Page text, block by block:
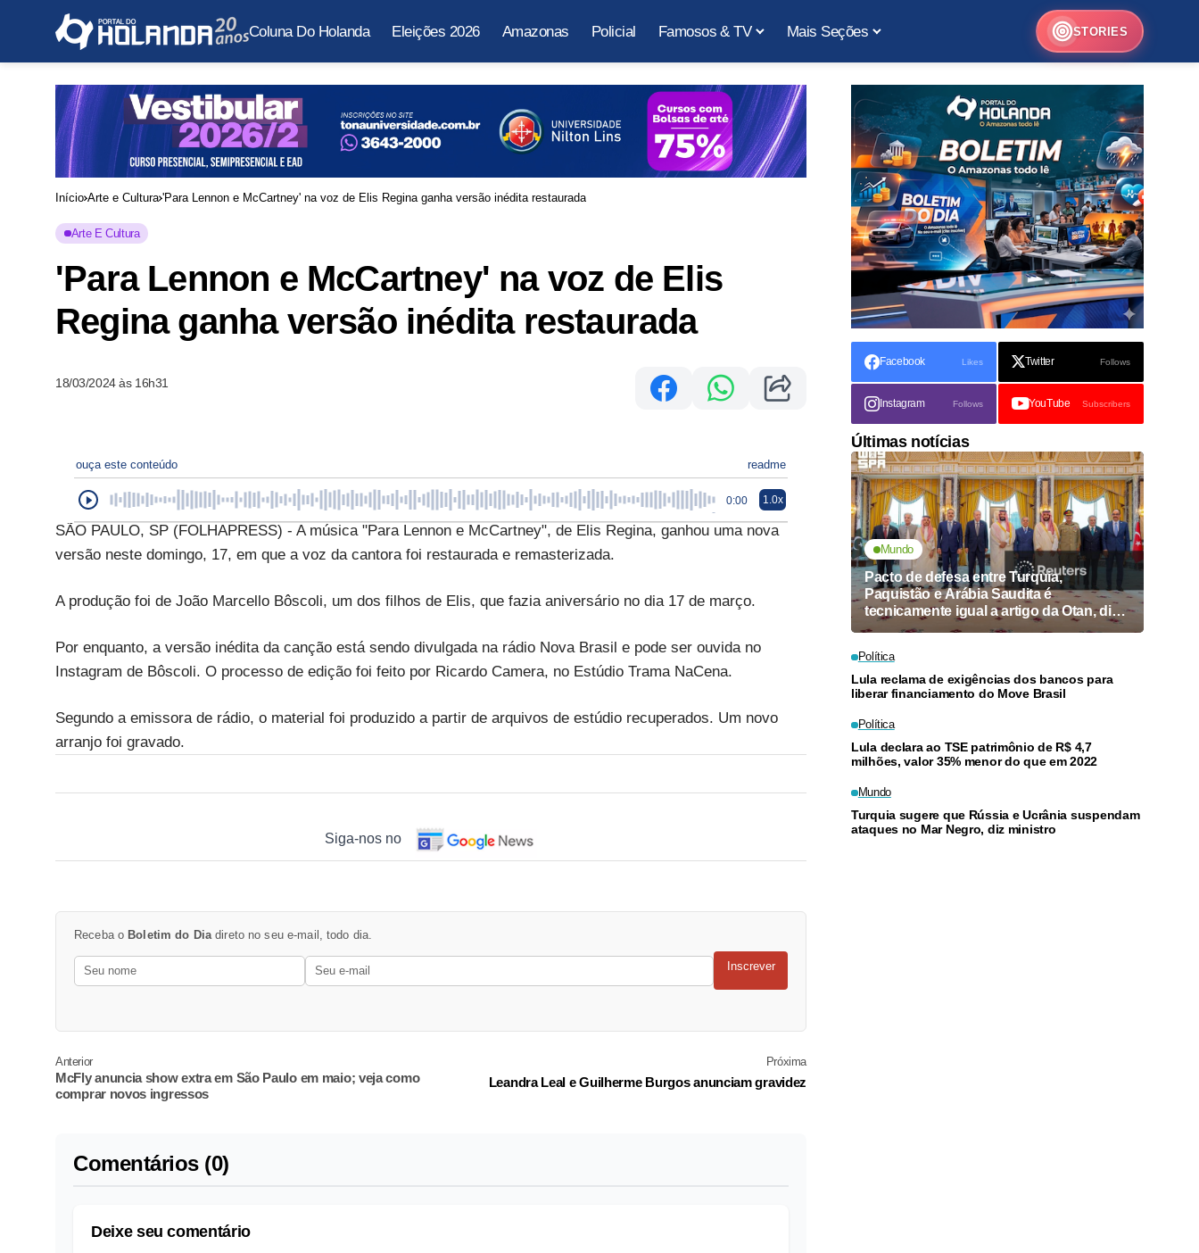
Coluna Do Holanda Eleições 2026 Amazonas Policial Famosos & TV Mais Seções STORIES
Início Arte e Cultura 'Para Lennon e McCartney' na voz de Elis Regina ganha versão inédita restaurada
Arte E Cultura
'Para Lennon e McCartney' na voz de Elis
Regina ganha versão inédita restaurada
18/03/2024 às 16h31
ouça este conteúdo readme
0:00 1.0x
SÃO PAULO, SP (FOLHAPRESS) - A música "Para Lennon e McCartney", de Elis Regina, ganhou uma nova
versão neste domingo, 17, em que a voz da cantora foi restaurada e remasterizada.
A produção foi de João Marcello Bôscoli, um dos filhos de Elis, que fazia aniversário no dia 17 de março.
Por enquanto, a versão inédita da canção está sendo divulgada na rádio Nova Brasil e pode ser ouvida no
Instagram de Bôscoli. O processo de edição foi feito por Ricardo Camera, no Estúdio Trama NaCena.
Segundo a emissora de rádio, o material foi produzido a partir de arquivos de estúdio recuperados. Um novo
arranjo foi gravado.
Siga-nos no
Receba o Boletim do Dia direto no seu e-mail, todo dia.
Inscrever
Anterior
McFly anuncia show extra em São Paulo em maio; veja como
comprar novos ingressos
Próxima
Leandra Leal e Guilherme Burgos anunciam gravidez
Comentários (0)
Deixe seu comentário
Facebook Likes Twitter Follows
Instagram Follows YouTube Subscribers
Últimas notícias
Mundo
Pacto de defesa entre Turquia,
Paquistão e Arábia Saudita é
tecnicamente igual a artigo da Otan, diz
ministro
Política
Lula reclama de exigências dos bancos para
liberar financiamento do Move Brasil
Política
Lula declara ao TSE patrimônio de R$ 4,7
milhões, valor 35% menor do que em 2022
Mundo
Turquia sugere que Rússia e Ucrânia suspendam
ataques no Mar Negro, diz ministro